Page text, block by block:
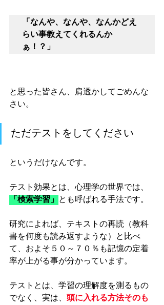
「なんや、なんや、なんかどえ
らい事教えてくれるんか
ぁ！？」
と思った皆さん、肩透かしてごめんな
さい。
ただテストをしてください
というだけなんです。
テスト効果とは、心理学の世界では、
「検索学習」 とも呼ばれる手法です。
研究によれば、テキストの再読（教科
書を何度も読み返すような）と比べ
て、およそ５０～７０％も記憶の定着
率が上がる事が分かっています。
テストとは、学習の理解度を測るもの
でなく、実は、 頭に入れる方法そのも